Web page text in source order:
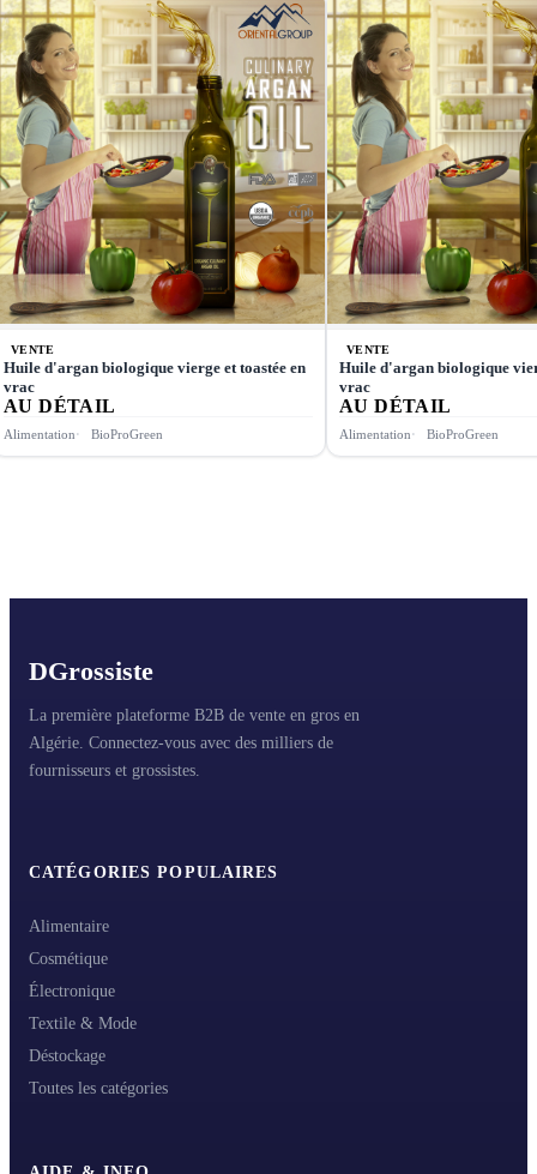
VENTE
Huile d'argan biologique vierge et toastée en
vrac
AU DÉTAIL
Alimentation BioProGreen
VENTE
Huile d'argan biologique
vrac
AU DÉTAIL
Alimentation BioProGreen
DGrossiste
La première plateforme B2B de vente en gros en
Algérie. Connectez-vous avec des milliers de
fournisseurs et grossistes.
CATÉGORIES POPULAIRES
Alimentaire
Cosmétique
Électronique
Textile & Mode
Déstockage
Toutes les catégories